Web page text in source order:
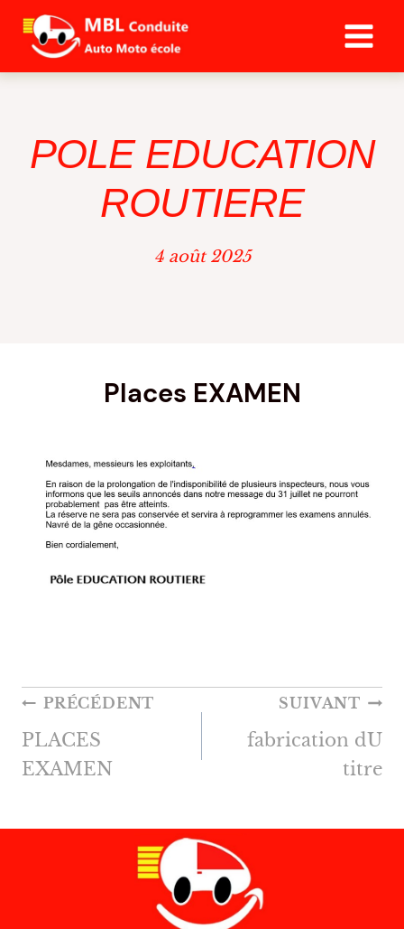
Aller
contenu
POLE EDUCATION
ROUTIERE
4 août 2025
Places EXAMEN
NAVIGATION
DE
L’ARTICLE
PRÉCÉDENT
PLACES
EXAMEN
SUIVANT
fabrication dU
titre